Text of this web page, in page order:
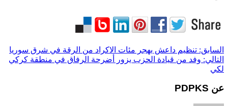
السابق: تنظيم داعش يهجر مئات الاكراد من الرقة في شرق سوريا
التالي: وفد من قيادة الحزب يزور أضرحة الرفاق في منطقة كركي
لكي
عن PDPKS